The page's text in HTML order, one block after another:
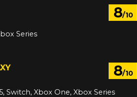
8/10
Series
8/10
Switch, Xbox One, Xbox Series